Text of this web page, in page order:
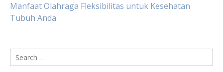
Manfaat Olahraga Fleksibilitas untuk Kesehatan
Tubuh Anda
Search
for: